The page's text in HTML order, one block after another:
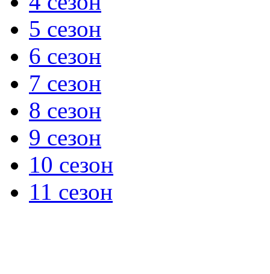
5 сезон
6 сезон
7 сезон
8 сезон
9 сезон
10 сезон
11 сезон